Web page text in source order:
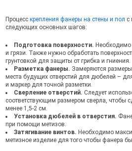
Процесс крепления фанеры на стены и пол с
следующих основных шагов:
Подготовка поверхности. Необходимо
и грязи. Также нужно обработать
грунтовкой для защиты от грибка и гниения.
Разметка фанеры. Замеряются
места будущих отверстий для дюбелей –
и маркер для точной разметки.
Сверление отверстий. Следует
соответствующим размером сверла, чтобы
менее 1,5-2 см.
Установка дюбелей в отверстия.
при помощи метизов.
Затягивание винтов. Необходимо
метизное изделие для того чтобы фанера